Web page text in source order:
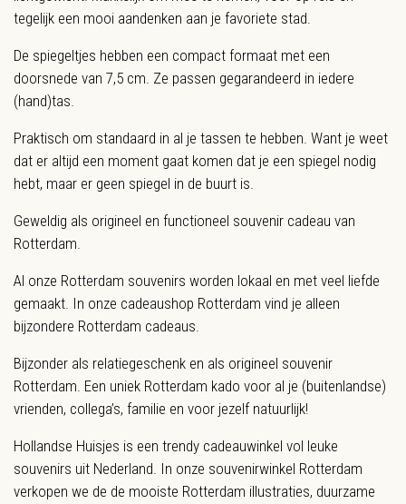
tegelijk een mooi aandenken aan je favoriete stad.
De spiegeltjes hebben een compact formaat met een
doorsnede van 7,5 cm. Ze passen gegarandeerd in iedere
(hand)tas.
Praktisch om standaard in al je tassen te hebben. Want je weet
dat er altijd een moment gaat komen dat je een spiegel nodig
hebt, maar er geen spiegel in de buurt is.
Geweldig als origineel en functioneel souvenir cadeau van
Rotterdam.
Al onze Rotterdam souvenirs worden lokaal en met veel liefde
gemaakt. In onze cadeaushop Rotterdam vind je alleen
bijzondere Rotterdam cadeaus.
Bijzonder als relatiegeschenk en als origineel souvenir
Rotterdam. Een uniek Rotterdam kado voor al je (buitenlandse)
vrienden, collega’s, familie en voor jezelf natuurlijk!
Hollandse Huisjes is een trendy cadeauwinkel vol leuke
souvenirs uit Nederland. In onze souvenirwinkel Rotterdam
verkopen we de de mooiste Rotterdam illustraties, duurzame